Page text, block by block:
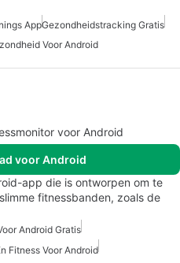
AppGezondheidstracking Gratis
Voor Android
voor Android
voor Android
app die is ontworpen om te
fitnessbanden, zoals de
Android Gratis
Fitness Voor Android